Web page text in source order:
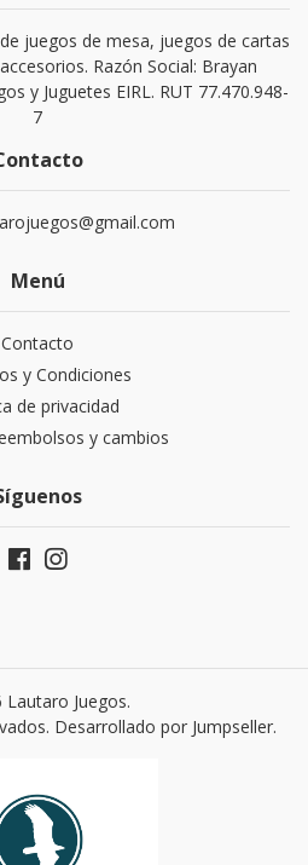
juegos de mesa, juegos de cartas
Razón Social: Brayan
y Juguetes EIRL. RUT 77.470.948-
7
Menú
Contacto
y Condiciones
de privacidad
y cambios
Juegos.
Desarrollado por Jumpseller.